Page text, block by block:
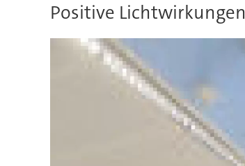
Positive Lichtwirkungen